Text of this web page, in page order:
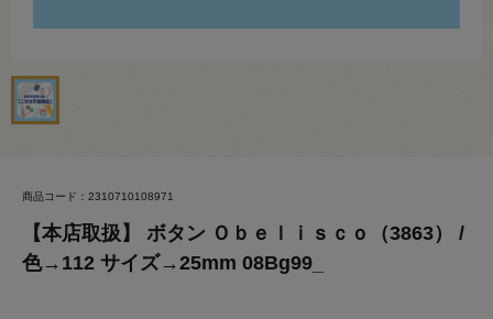
商品コード：2310710108971
【本店取扱】 ボタン Ｏｂｅｌｉｓｃｏ（3863） /
色→112 サイズ→25mm 08Bg99_